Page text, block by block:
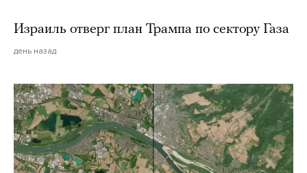
Израиль отверг план Трампа по сектору Газа
день назад